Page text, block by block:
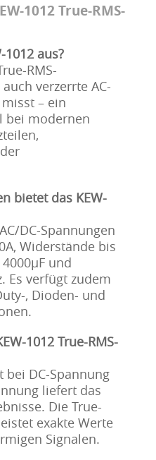
1012True-RMS-
1012 aus?
RMS-
verzerrte AC-
– ein
bei modernen
bietet das KEW-
DC-Spannungen
Widerstände bis
und
Es verfügt zudem
, Dioden- und
1012 True-RMS-
bei DC-Spannung
liefert das
Die True-
exakte Werte
Signalen.